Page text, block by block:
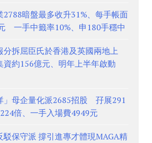
2788暗盤最多收升31%、每手帳面
一手中籤率10%、申180手穩中
分拆屈臣氏於香港及英國兩地上
約156億元、明年上半年啟動
」母企量化派2685招股 孖展291
倍、一手入場費4949元
駁保守派 撐引進專才體現MAGA精